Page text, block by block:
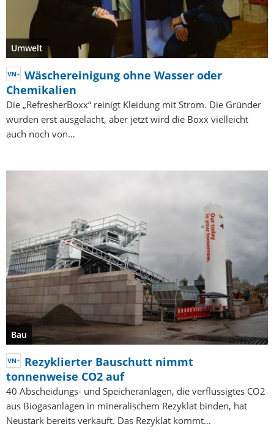
Umwelt
Wäschereinigung ohne Wasser oder
Chemikalien
Die „RefresherBoxx“ reinigt Kleidung mit Strom. Die Gründer
wurden erst ausgelacht, aber jetzt wird die Boxx vielleicht
auch noch von…
Bau
Rezyklierter Bauschutt nimmt
tonnenweise CO2 auf
40 Abscheidungs- und Speicheranlagen, die verflüssigtes CO2
aus Biogasanlagen in mineralischem Rezyklat binden, hat
Neustark bereits verkauft. Das Rezyklat kommt…